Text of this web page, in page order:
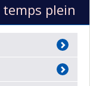
plein